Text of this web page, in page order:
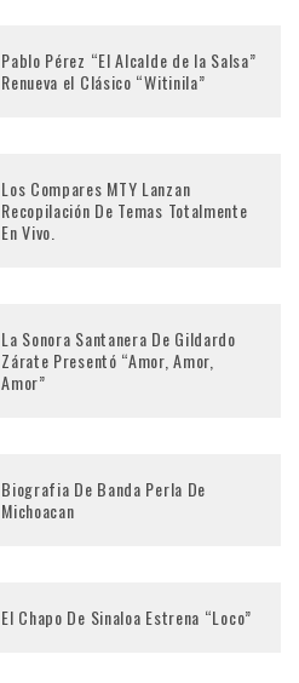
Pablo Pérez “El Alcalde de la Salsa”
Renueva el Clásico “Witinila”
Los Compares MTY Lanzan
Recopilación De Temas Totalmente
En Vivo.
La Sonora Santanera De Gildardo
Zárate Presentó “Amor, Amor,
Amor”
Biografia De Banda Perla De
Michoacan
El Chapo De Sinaloa Estrena “Loco”